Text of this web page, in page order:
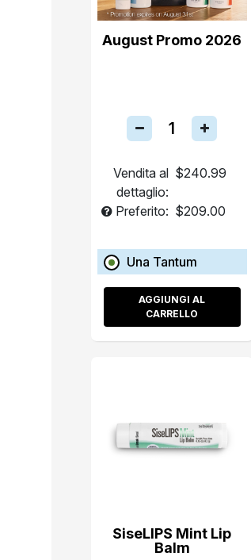
August Promo 2026
Vendita al
dettaglio:
$240.99
Preferito: $209.00
Una Tantum
AGGIUNGI AL
CARRELLO
SiseLIPS Mint Lip
Balm